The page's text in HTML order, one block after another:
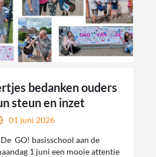
bedanken ouders
steun en inzet
01 juni 2026
GO! basisschool aan de
1 juni een mooie attentie